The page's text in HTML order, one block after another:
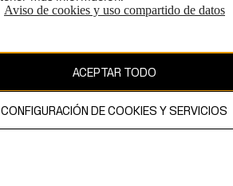
Aviso de cookies y uso compartido de datos
ACEPTAR TODO
CONFIGURACIÓN DE COOKIES Y SERVICIOS